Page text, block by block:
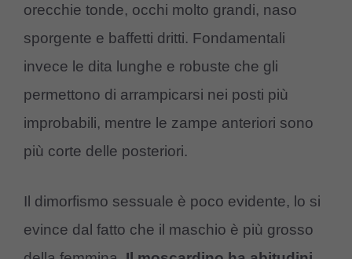
orecchie tonde, occhi molto grandi, naso
sporgente e baffetti dritti. Fondamentali
invece le dita lunghe e robuste che gli
permettono di arrampicarsi nei posti più
improbabili, mentre le zampe anteriori sono
più corte delle posteriori.
Il dimorfismo sessuale è poco evidente, lo si
evince dal fatto che il maschio è più grosso